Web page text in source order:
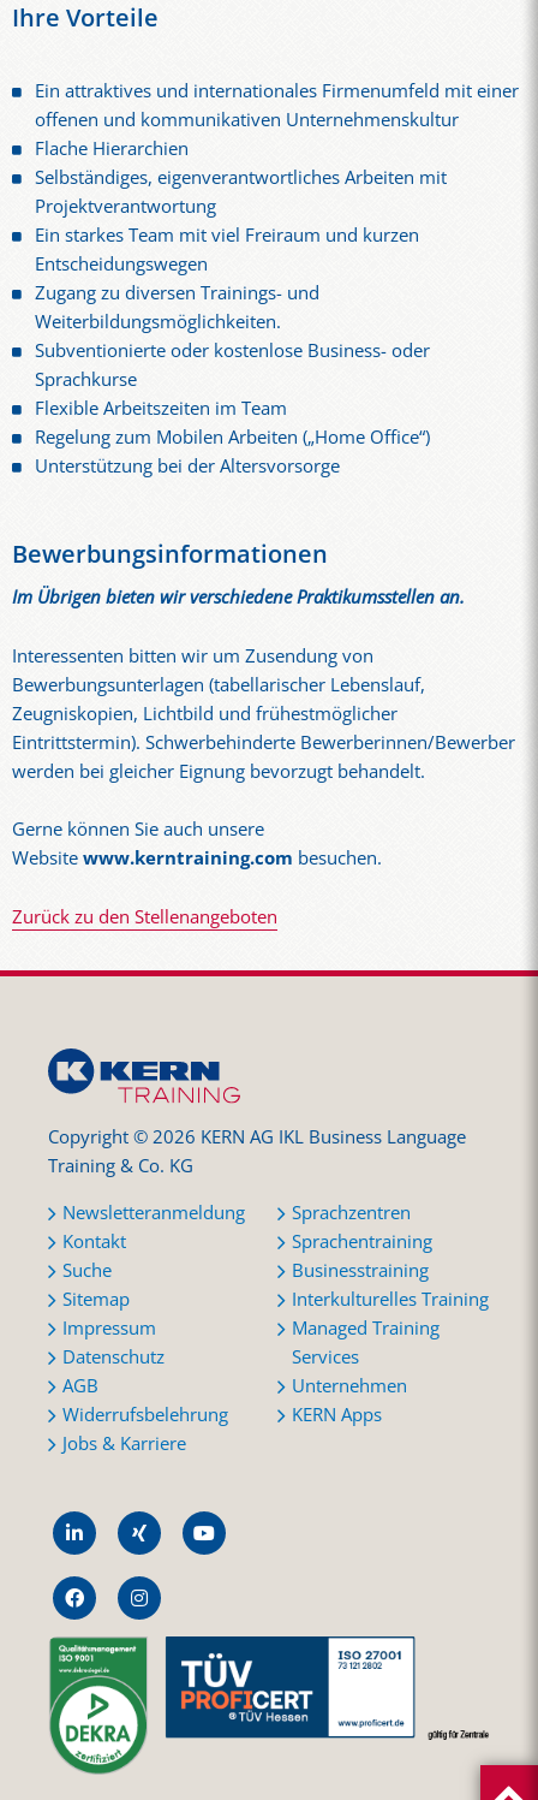
Ihre Vorteile
Ein attraktives und internationales Firmenumfeld mit einer
offenen und kommunikativen Unternehmenskultur
Flache Hierarchien
Selbständiges, eigenverantwortliches Arbeiten mit
Projektverantwortung
Ein starkes Team mit viel Freiraum und kurzen
Entscheidungswegen
Zugang zu diversen Trainings- und
Weiterbildungsmöglichkeiten.
Subventionierte oder kostenlose Business- oder
Sprachkurse
Flexible Arbeitszeiten im Team
Regelung zum Mobilen Arbeiten („Home Office“)
Unterstützung bei der Altersvorsorge
Bewerbungsinformationen
Im Übrigen bieten wir verschiedene Praktikumsstellen an.
Interessenten bitten wir um Zusendung von
Bewerbungsunterlagen (tabellarischer Lebenslauf,
Zeugniskopien, Lichtbild und frühestmöglicher
Eintrittstermin). Schwerbehinderte Bewerberinnen/Bewerber
werden bei gleicher Eignung bevorzugt behandelt.
Gerne können Sie auch unsere
Websitewww.kerntraining.com besuchen.
Zurück zu den Stellenangeboten
Copyright © 2026 KERN AG IKL Business Language
Training & Co. KG
Newsletteranmeldung
Kontakt
Suche
Sitemap
Impressum
Datenschutz
AGB
Widerrufsbelehrung
Jobs & Karriere
Sprachzentren
Sprachentraining
Businesstraining
Interkulturelles Training
Managed Training
Services
Unternehmen
KERN Apps